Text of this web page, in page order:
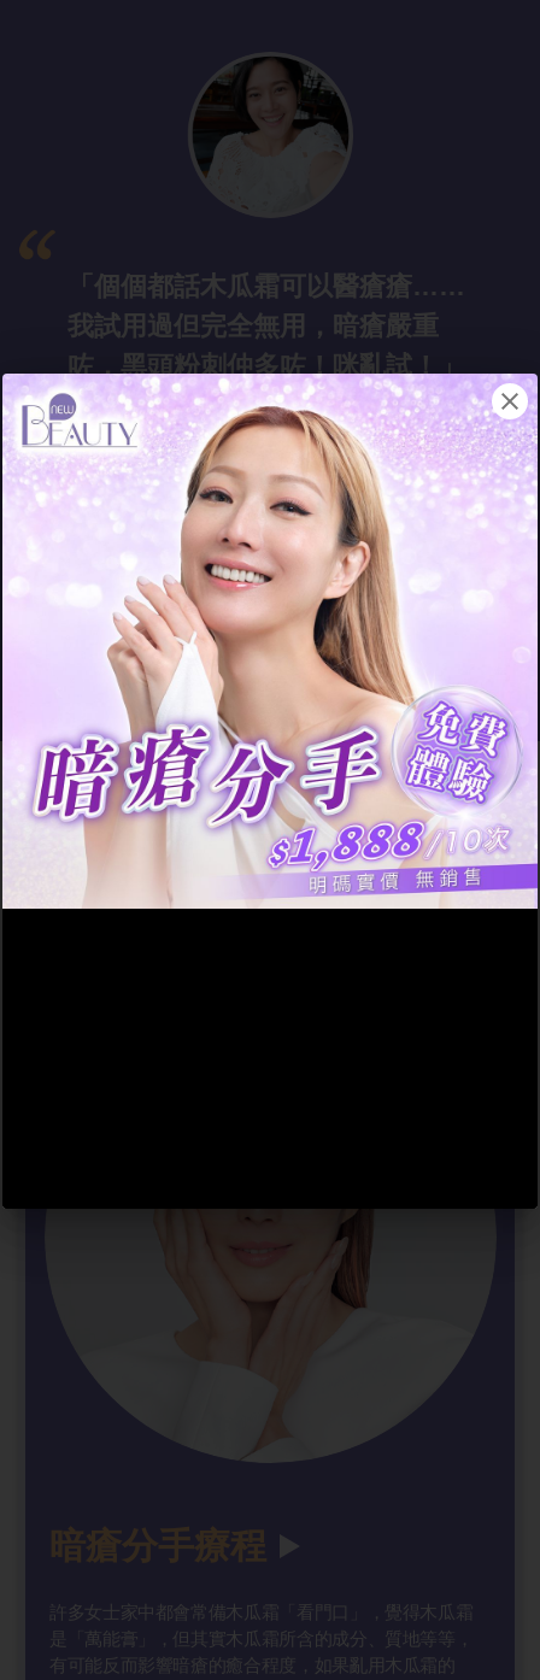
「個個都話木瓜霜可以醫瘡瘡……
我試用過但完全無用，暗瘡嚴重
咗，黑頭粉刺仲多咗！咪亂試！」
- Apple 35歲（成人及延遲性暗瘡患者，輕油性肌膚）
暗瘡開始嚴重？唔想繼續生、
留印就唔好亂搞！比專家處
理！
木瓜霜不是暗瘡膏！若暗
瘡開始嚴重就要醫美！
暗瘡分手療程
許多女士家中都會常備木瓜霜「看門口」，覺得木瓜霜
是「萬能膏」，但其實木瓜霜所含的成分、質地等等，
有可能反而影響暗瘡的癒合程度，如果亂用木瓜霜的